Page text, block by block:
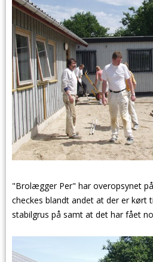
"Brolægger Per" har overopsynet
checkes blandt andet at der er kørt
stabilgrus på samt at det har fået